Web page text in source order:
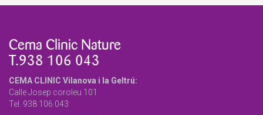
Cema Clinic Nature
T.938 106 043
CEMA CLINIC Vilanova i la Geltrú:
Calle Josep coroleu 101
Tel. 938 106 043